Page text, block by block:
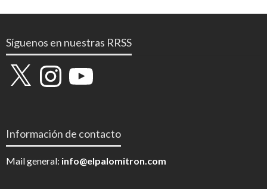
Síguenos en nuestras RRSS
X InstagramYouTube
Información de contacto
Mail general: info@elpalomitron.com